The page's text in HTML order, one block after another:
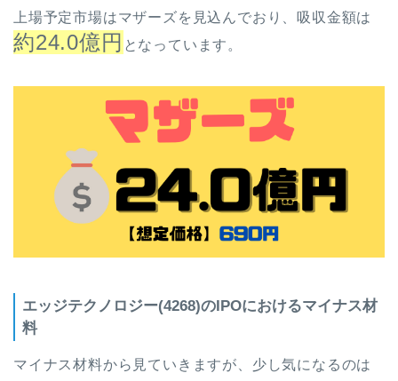
上場予定市場はマザーズを見込んでおり、吸収金額は
約24.0億円 となっています。
エッジテクノロジー(4268)のIPOにおけるマイナス材
料
マイナス材料から見ていきますが、少し気になるのは